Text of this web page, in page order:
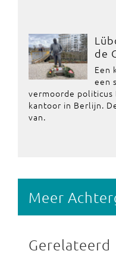
de
Een
een
vermoorde politicus
kantoor in Berlijn.
van.
Meer
Gerelateerd